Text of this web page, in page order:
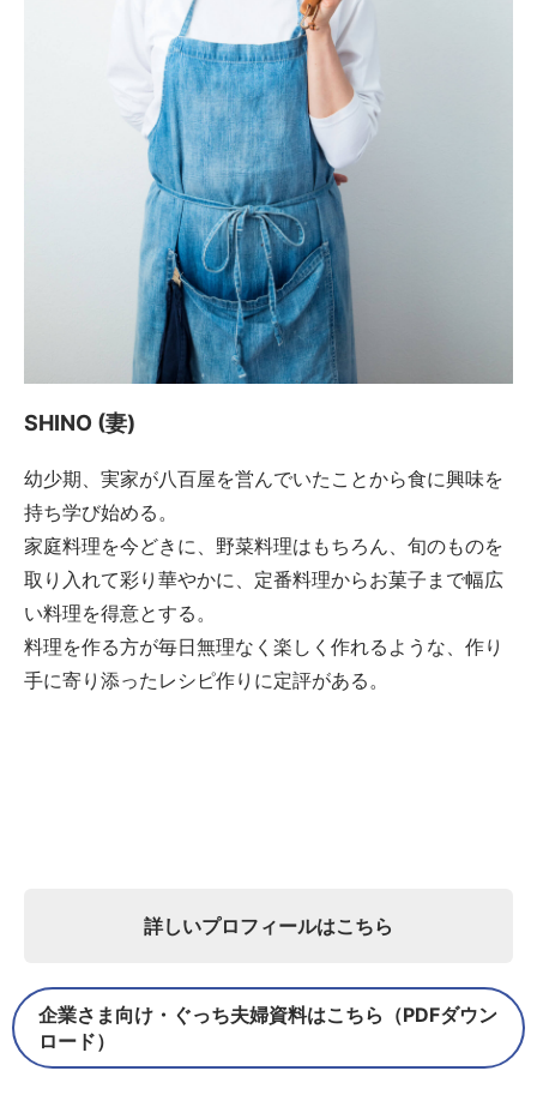
SHINO (妻)
幼少期、実家が八百屋を営んでいたことから食に興味を
持ち学び始める。
家庭料理を今どきに、野菜料理はもちろん、旬のものを
取り入れて彩り華やかに、定番料理からお菓子まで幅広
い料理を得意とする。
料理を作る方が毎日無理なく楽しく作れるような、作り
手に寄り添ったレシピ作りに定評がある。
詳しいプロフィールはこちら
企業さま向け・ぐっち夫婦資料はこちら（PDFダウン
ロード）